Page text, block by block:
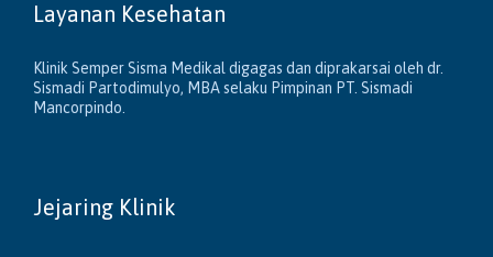
Layanan Kesehatan
Klinik Semper Sisma Medikal digagas dan diprakarsai oleh dr.
Sismadi Partodimulyo, MBA selaku Pimpinan PT. Sismadi
Mancorpindo.
Jejaring Klinik